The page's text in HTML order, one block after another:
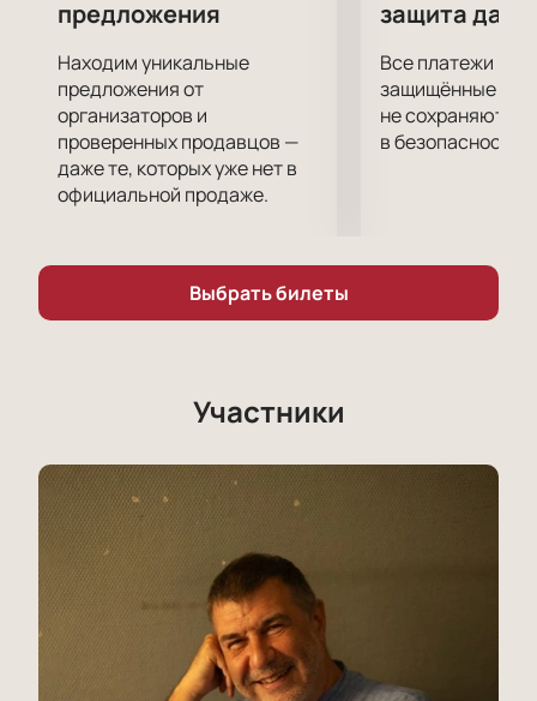
предложения
Находим уникальные
предложения от
организаторов и
проверенных продавцов —
даже те, которых уже нет в
официальной продаже.
защита
Все платежи
защищённые
не сохраняются
в безопасности.
Выбрать билеты
Участники